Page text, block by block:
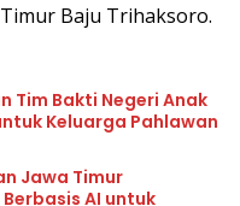
Baju Trihaksoro.
Tim Bakti Negeri Anak
Keluarga Pahlawan
Jawa Timur
AI untuk